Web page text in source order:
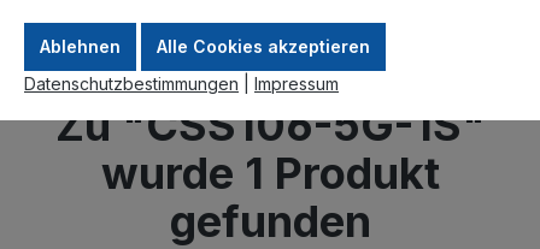
Zu "CSS106-5G-1S"
wurde 1 Produkt
gefunden
Ablehnen
Alle Cookies akzeptieren
Datenschutzbestimmungen
Impressum